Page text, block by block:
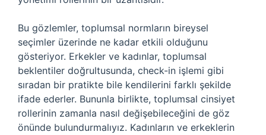
Bu gözlemler, toplumsal normların bireysel
seçimler üzerinde ne kadar etkili olduğunu
gösteriyor. Erkekler ve kadınlar, toplumsal
beklentiler doğrultusunda, check-in işlemi gibi
sıradan bir pratikte bile kendilerini farklı şekilde
ifade ederler. Bununla birlikte, toplumsal cinsiyet
rollerinin zamanla nasıl değişebileceğini de göz
önünde bulundurmalıyız. Kadınların ve erkeklerin